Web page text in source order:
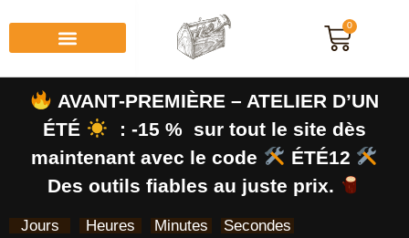
0
AVANT-PREMIÈRE – ATELIER D’UN
ÉTÉ
: -15 % sur tout le site dès
maintenant avec le code
ÉTÉ12
Des outils fiables au juste prix.
Jours Heures Minutes Secondes